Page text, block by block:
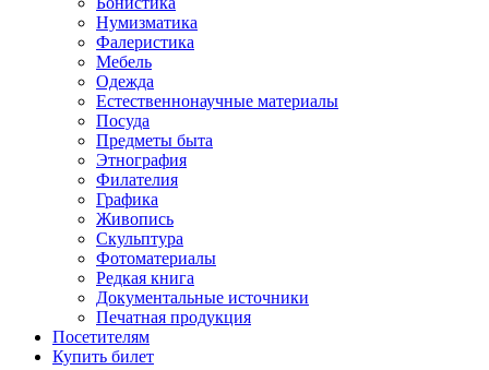
Нумизматика
Фалеристика
Мебель
Одежда
Естественнонаучные материалы
Посуда
Предметы быта
Этнография
Филателия
Графика
Живопись
Скульптура
Фотоматериалы
Редкая книга
Документальные источники
Печатная продукция
Посетителям
Купить билет